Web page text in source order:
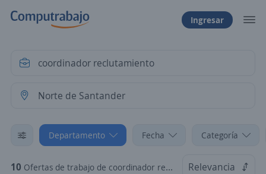
Ingresar
Departamento Fecha Categoría
10 Ofertas de trabajo de coordinador reclutamiento en Norte de Santander Relevancia